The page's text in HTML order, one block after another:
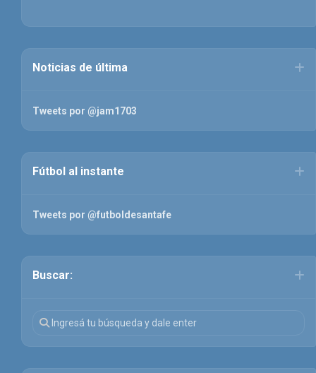
Noticias de última
Tweets por @jam1703
Fútbol al instante
Tweets por @futboldesantafe
Buscar: